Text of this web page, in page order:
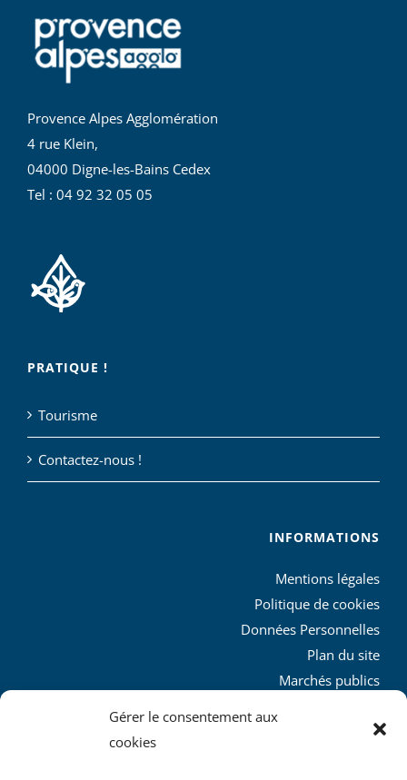
Gérer le consentement aux
cookies
Provence Alpes Agglomération
4 rue Klein,
04000 Digne-les-Bains Cedex
Tel : 04 92 32 05 05
PRATIQUE !
Tourisme
Contactez-nous !
INFORMATIONS
Mentions légales
Politique de cookies
Données Personnelles
Plan du site
Marchés publics
L’agglo recrute